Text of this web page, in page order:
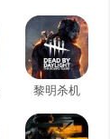
黎明杀机